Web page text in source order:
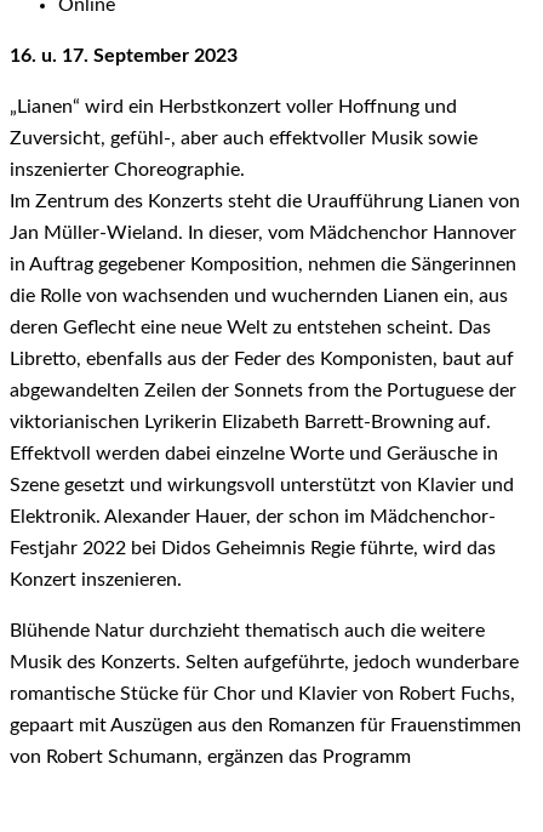
Online
16. u. 17. September 2023
„Lianen“ wird ein Herbstkonzert voller Hoffnung und
Zuversicht, gefühl-, aber auch effektvoller Musik sowie
inszenierter Choreographie.
Im Zentrum des Konzerts steht die Uraufführung Lianen von
Jan Müller-Wieland. In dieser, vom Mädchenchor Hannover
in Auftrag gegebener Komposition, nehmen die Sängerinnen
die Rolle von wachsenden und wuchernden Lianen ein, aus
deren Geflecht eine neue Welt zu entstehen scheint. Das
Libretto, ebenfalls aus der Feder des Komponisten, baut auf
abgewandelten Zeilen der Sonnets from the Portuguese der
viktorianischen Lyrikerin Elizabeth Barrett-Browning auf.
Effektvoll werden dabei einzelne Worte und Geräusche in
Szene gesetzt und wirkungsvoll unterstützt von Klavier und
Elektronik. Alexander Hauer, der schon im Mädchenchor-
Festjahr 2022 bei Didos Geheimnis Regie führte, wird das
Konzert inszenieren.
Blühende Natur durchzieht thematisch auch die weitere
Musik des Konzerts. Selten aufgeführte, jedoch wunderbare
romantische Stücke für Chor und Klavier von Robert Fuchs,
gepaart mit Auszügen aus den Romanzen für Frauenstimmen
von Robert Schumann, ergänzen das Programm